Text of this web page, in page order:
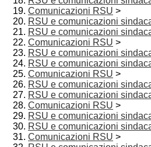
Comunicazioni RSU >
RSU e comunicazioni
RSU e comunicazioni
Comunicazioni RSU >
RSU e comunicazioni
RSU e comunicazioni
Comunicazioni RSU >
RSU e comunicazioni
RSU e comunicazioni
Comunicazioni RSU >
RSU e comunicazioni
RSU e comunicazioni
Comunicazioni RSU >